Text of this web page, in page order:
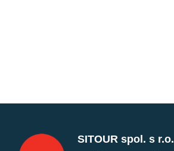
SITOUR spol. s r.o.